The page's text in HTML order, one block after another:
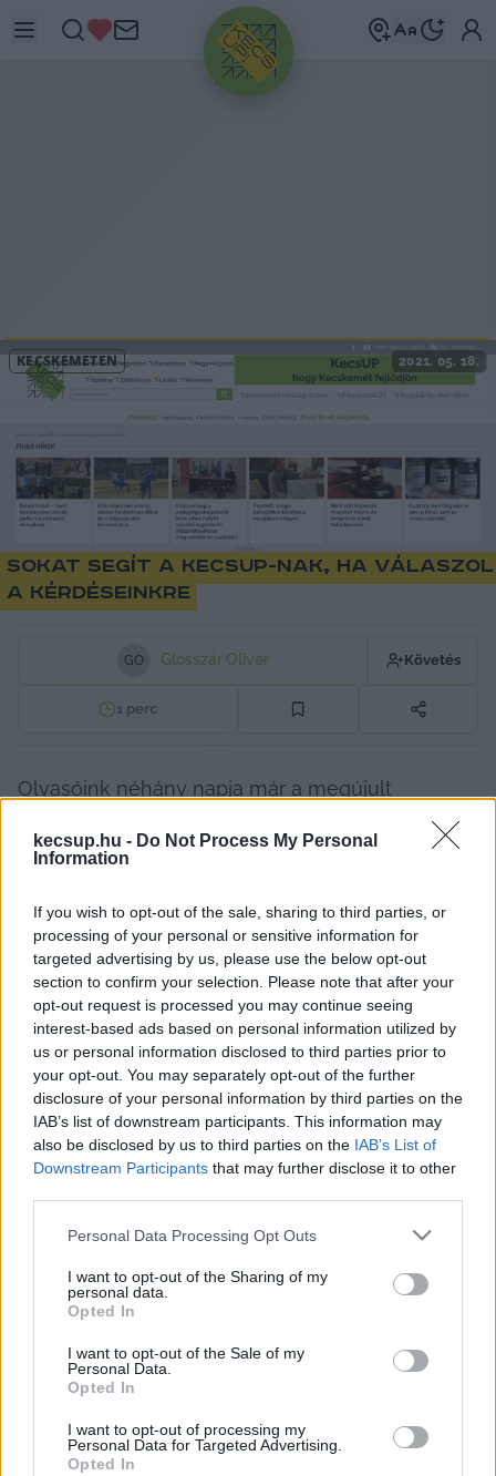
kecsup.hu - Do Not Process My Personal
Information
If you wish to opt-out of the sale, sharing to third parties, or
processing of your personal or sensitive information for
targeted advertising by us, please use the below opt-out
section to confirm your selection. Please note that after your
opt-out request is processed you may continue seeing
interest-based ads based on personal information utilized by
us or personal information disclosed to third parties prior to
your opt-out. You may separately opt-out of the further
disclosure of your personal information by third parties on the
IAB’s list of downstream participants. This information may
also be disclosed by us to third parties on the IAB’s List of
Downstream Participants that may further disclose it to other
Please note that this website/app uses one or more Google
not limited to your visit or usage behaviour. You may click to
grant or deny consent to Google and its third-party tags to
use your data for below specified purposes in below Google
consent section.
Personal Data Processing Opt Outs
I want to opt-out of the Sharing of my
personal data.
Opted In
I want to opt-out of the Sale of my
Personal Data.
Opted In
I want to opt-out of processing my
Personal Data for Targeted Advertising.
Opted In
HIRDETÉS
KECSKEMÉTEN 2021. 05. 18.
Sokat segít a KECSUP-nak, ha válaszol
a kérdéseinkre
GO Glosszár Olivér Követés
1 perc
Olvasóink néhány napja már a megújult
arculatunkat láthatják, de vannak még kérdések
bennünk. Az Ön véleményére vagyunk
mit folytassunk tovább, milyen több tartalmat
olvasna szívesen és szerkesztené-e velünk
közösen a kecsup.hu tartalmát?
Öt kérdést teszünk fel és ha válaszol, azzal
nagyon sokat segít nekünk az építkezésünk
során.
A kérdőívünket ITT érheti el május 25-ig.
Két új szolgáltatással is bővült a
KECSUP